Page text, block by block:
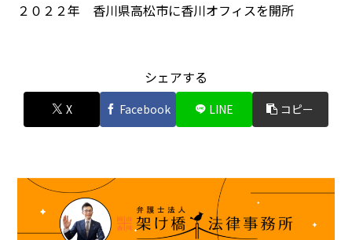
２０２２年 香川県高松市に香川オフィスを開所
シェアする
X Facebook LINE コピー